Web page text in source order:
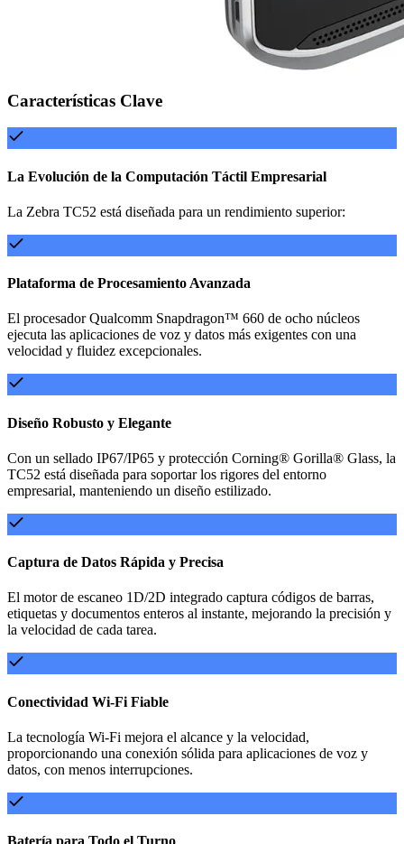
Características Clave
La Evolución de la Computación Táctil Empresarial
La Zebra TC52 está diseñada para un rendimiento superior:
Plataforma de Procesamiento Avanzada
El procesador Qualcomm Snapdragon™ 660 de ocho núcleos
ejecuta las aplicaciones de voz y datos más exigentes con una
velocidad y fluidez excepcionales.
Diseño Robusto y Elegante
Con un sellado IP67/IP65 y protección Corning® Gorilla® Glass, la
TC52 está diseñada para soportar los rigores del entorno
empresarial, manteniendo un diseño estilizado.
Captura de Datos Rápida y Precisa
El motor de escaneo 1D/2D integrado captura códigos de barras,
etiquetas y documentos enteros al instante, mejorando la precisión y
la velocidad de cada tarea.
Conectividad Wi-Fi Fiable
La tecnología Wi-Fi mejora el alcance y la velocidad,
proporcionando una conexión sólida para aplicaciones de voz y
datos, con menos interrupciones.